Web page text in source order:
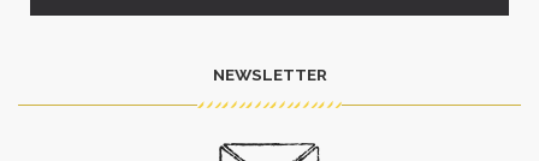
NEWSLETTER